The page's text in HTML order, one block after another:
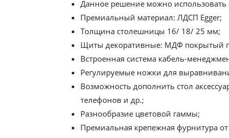
Данное решение можно использовать
Премиальный материал: ЛДСП Egger;
Толщина столешницы 16/ 18/ 25 мм;
Щиты декоративные: МДФ покрытый
Встроенная система кабель-
Регулируемые ножки для
Возможность дополнить стол
телефонов и др.;
Разнообразие цветовой гаммы;
Премиальная крепежная фурнитура